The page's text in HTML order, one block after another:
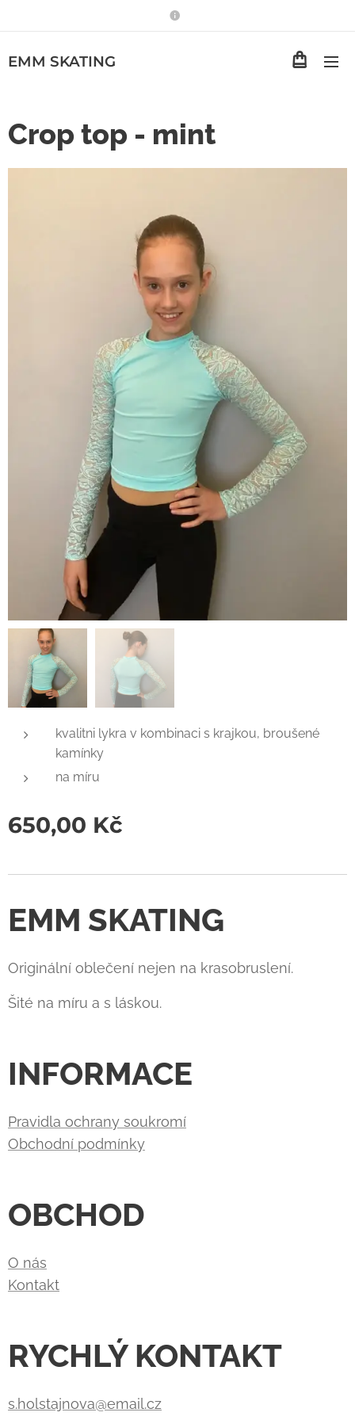
EMM SKATING
Crop top - mint
kvalitni lykra v kombinaci s krajkou, broušené
kamínky
na míru
650,00 Kč
EMM SKATING
Originální oblečení nejen na krasobruslení.
Šité na míru a s láskou.
INFORMACE
Pravidla ochrany soukromí
Obchodní podmínky
OBCHOD
O nás
Kontakt
RYCHLÝ KONTAKT
s.holstajnova@email.cz